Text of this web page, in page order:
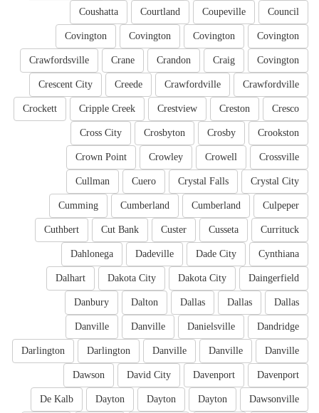
Council
Coupeville
Courtland
Coushatta
Covington
Covington
Covington
Covington
Covington
Craig
Crandon
Crane
Crawfordsville
Crawfordville
Crawfordville
Creede
Crescent City
Cresco
Creston
Crestview
Cripple Creek
Crockett
Crookston
Crosby
Crosbyton
Cross City
Crossville
Crowell
Crowley
Crown Point
Crystal City
Crystal Falls
Cuero
Cullman
Culpeper
Cumberland
Cumberland
Cumming
Currituck
Cusseta
Custer
Cut Bank
Cuthbert
Cynthiana
Dade City
Dadeville
Dahlonega
Daingerfield
Dakota City
Dakota City
Dalhart
Dallas
Dallas
Dallas
Dalton
Danbury
Dandridge
Danielsville
Danville
Danville
Danville
Danville
Danville
Darlington
Darlington
Davenport
Davenport
David City
Dawson
Dawsonville
Dayton
Dayton
Dayton
De Kalb